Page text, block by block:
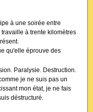
à une soirée entre
à trente kilomètres
qu'elle éprouve des
Paralysie. Destruction.
je ne suis pas un
mon état, je ne fais
déstructuré.